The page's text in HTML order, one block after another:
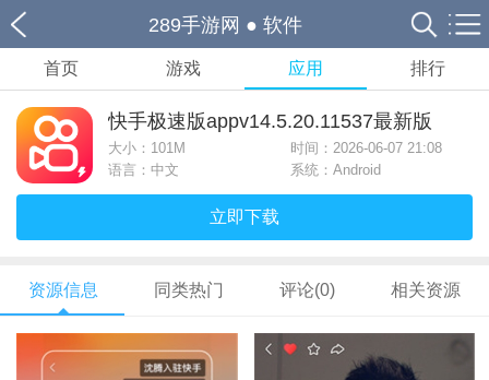
289手游网 ● 软件
首页 游戏 应用 排行
快手极速版appv14.5.20.11537最新版
大小： 101M
时间：2026-06-07 21:08
语言：中文
系统：Android
立即下载
资源信息 同类热门 评论(0) 相关资源